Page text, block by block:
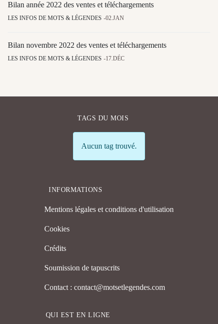
Bilan année 2022 des ventes et téléchargements
LES INFOS DE MOTS & LÉGENDES 02.JAN
Bilan novembre 2022 des ventes et téléchargements
LES INFOS DE MOTS & LÉGENDES 17.DÉC
TAGS DU MOIS
Info
Aucun tag trouvé.
INFORMATIONS
Mentions légales et conditions d'utilisation
Cookies
Crédits
Soumission de tapuscrits
Contact : contact@motsetlegendes.com
QUI EST EN LIGNE